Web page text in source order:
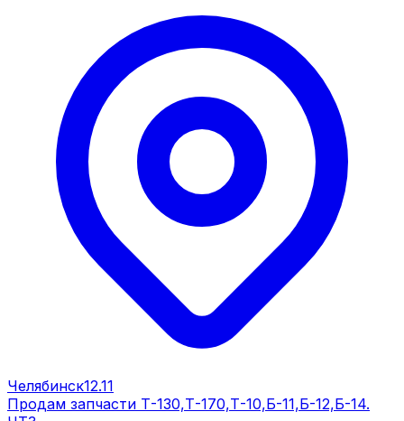
Челябинск12.11
Продам запчасти Т-130,Т-170,Т-10,Б-11,Б-12,Б-14.